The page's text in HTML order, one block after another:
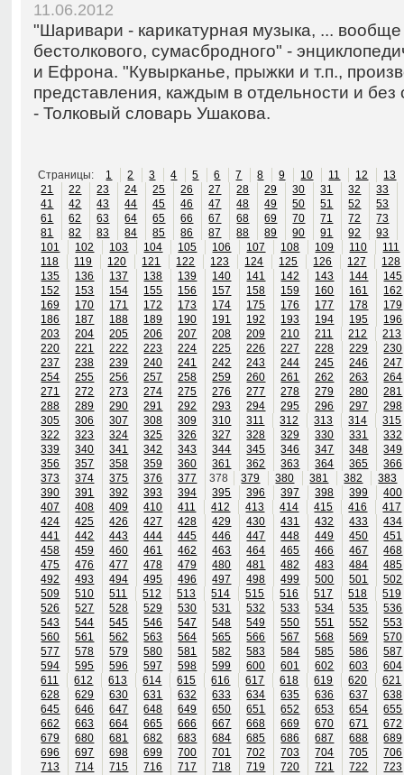
11.06.2012
"Шаривари - карикатурная музыка, ...
бестолкового, сумасбродного" -
и Ефрона. "Кувырканье, прыжки и т.п.,
представления, каждым в отдельности и
- Толковый словарь Ушакова.
Страницы: 1 2 3 4 5 6 7 8 9 10 11 12
13
21
22 23 24 25 26 27 28 29 30 31 32
33
41
42 43 44 45 46 47 48 49 50 51 52
53
61
62 63 64 65 66 67 68 69 70 71 72
73
81
82 83 84 85 86 87 88 89 90 91 92
93
101
102 103 104 105 106 107 108 109 110
111
118
119 120 121 122 123 124 125 126 127
128
135
136 137 138 139 140 141 142 143 144
145
152
153 154 155 156 157 158 159 160 161
162
169
170 171 172 173 174 175 176 177 178
179
186
187 188 189 190 191 192 193 194 195
196
203
204 205 206 207 208 209 210 211 212
213
220
221 222 223 224 225 226 227 228 229
230
237
238 239 240 241 242 243 244 245 246
247
254
255 256 257 258 259 260 261 262 263
264
271
272 273 274 275 276 277 278 279 280
281
288
289 290 291 292 293 294 295 296 297
298
305
306 307 308 309 310 311 312 313 314
315
322
323 324 325 326 327 328 329 330 331
332
339
340 341 342 343 344 345 346 347 348
349
356
357 358 359 360 361 362 363 364 365
366
373
374 375 376 377 378 379 380 381 382
383
390
391 392 393 394 395 396 397 398 399
400
407
408 409 410 411 412 413 414 415 416
417
424
425 426 427 428 429 430 431 432 433
434
441
442 443 444 445 446 447 448 449 450
451
458
459 460 461 462 463 464 465 466 467
468
475
476 477 478 479 480 481 482 483 484
485
492
493 494 495 496 497 498 499 500 501
502
509
510 511 512 513 514 515 516 517 518
519
526
527 528 529 530 531 532 533 534 535
536
543
544 545 546 547 548 549 550 551 552
553
560
561 562 563 564 565 566 567 568 569
570
577
578 579 580 581 582 583 584 585 586
587
594
595 596 597 598 599 600 601 602 603
604
611
612 613 614 615 616 617 618 619 620
621
628
629 630 631 632 633 634 635 636 637
638
645
646 647 648 649 650 651 652 653 654
655
662
663 664 665 666 667 668 669 670 671
672
679
680 681 682 683 684 685 686 687 688
689
696
697 698 699 700 701 702 703 704 705
706
713
714 715 716 717 718 719 720 721 722 723